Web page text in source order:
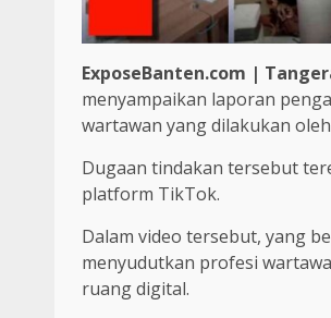
ExposeBanten.com |
menyampaikan laporan
wartawan yang dilakukan
Dugaan tindakan tersebut
platform TikTok.
Dalam video tersebut, yang
menyudutkan profesi
ruang digital.